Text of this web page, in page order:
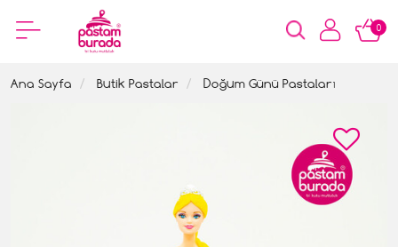
0
Ana Sayfa Butik Pastalar Doğum Günü Pastaları